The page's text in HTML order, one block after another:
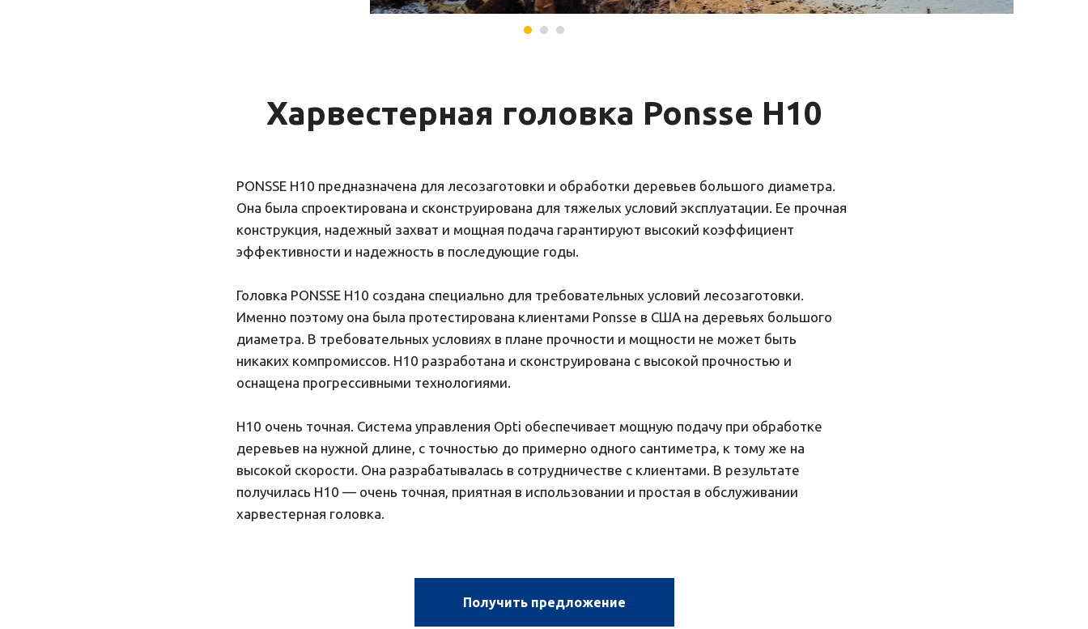
Харвестерная головка Ponsse H10
PONSSE H10 предназначена для лесозаготовки и обработки деревьев большого диаметра.
Она была спроектирована и сконструирована для тяжелых условий эксплуатации. Ее прочная
конструкция, надежный захват и мощная подача гарантируют высокий коэффициент
эффективности и надежность в последующие годы.
Головка PONSSE H10 создана специально для требовательных условий лесозаготовки.
Именно поэтому она была протестирована клиентами Ponsse в США на деревьях большого
диаметра. В требовательных условиях в плане прочности и мощности не может быть
никаких компромиссов. H10 разработана и сконструирована с высокой прочностью и
оснащена прогрессивными технологиями.
H10 очень точная. Система управления Opti обеспечивает мощную подачу при обработке
деревьев на нужной длине, с точностью до примерно одного сантиметра, к тому же на
высокой скорости. Она разрабатывалась в сотрудничестве с клиентами. В результате
получилась H10 — очень точная, приятная в использовании и простая в обслуживании
харвестерная головка.
Получить предложение